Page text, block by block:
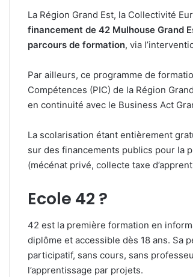
La Région Grand Est, la Collectivité
financement de 42 Mulhouse Grand
parcours de formation, via
Par ailleurs, ce programme de
Compétences (PIC) de la Région
en continuité avec le Business Act
La scolarisation étant entièrement
sur des financements publics pour la
(mécénat privé, collecte taxe
Ecole 42 ?
42 est la première formation en
diplôme et accessible dès 18 ans. Sa
participatif, sans cours, sans
l’apprentissage par projets.